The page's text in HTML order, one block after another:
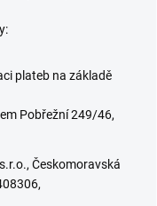
plateb na základě
Pobřežní 249/46,
Českomoravská